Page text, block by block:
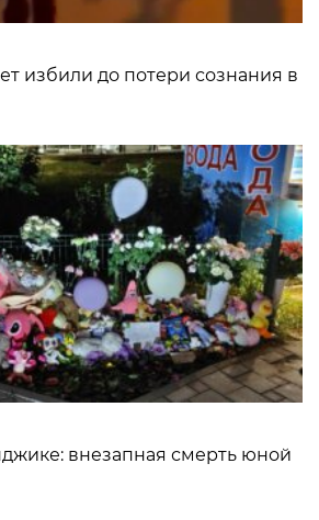
избили до потери сознания в
внезапная смерть юной